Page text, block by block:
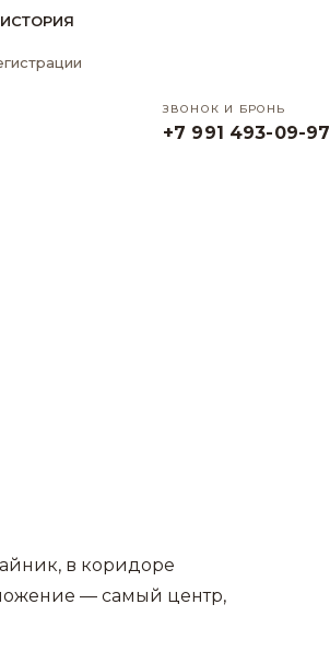
ЗВОНОК И БРОНЬ
+7 991 493-09-97
в коридоре
— самый центр,